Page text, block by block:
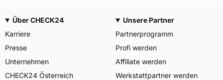
Allgemeine Produktsicherheit (GPSR)
Herstellerkontakt
YOKOHAMA TWS
GERMANY GmbH, Erbach
Deutschland, info-de@mitas-
Über CHECK24
Karriere
Presse
Unternehmen
CHECK24 Österreich
Unsere Partner
Partnerprogramm
Profi werden
Affiliate werden
Werkstattpartner werden